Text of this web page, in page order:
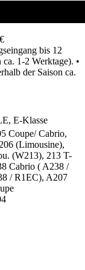
bis 12
1-2 Werktage). •
der Saison ca.
E-Klasse
Coupe/ Cabrio,
(Limousine),
(W213), 213 T-
Cabrio ( A238 /
/ R1EC), A207